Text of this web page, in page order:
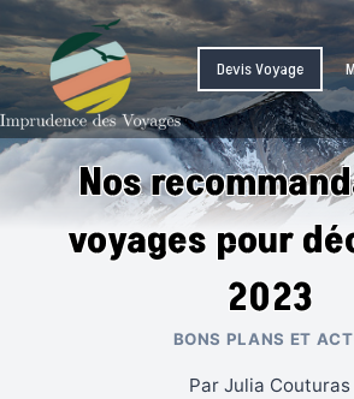
to
content
Devis Voyage
Nos
voyages pour
2023
BONS PLANS ET
Par Julia Couturas